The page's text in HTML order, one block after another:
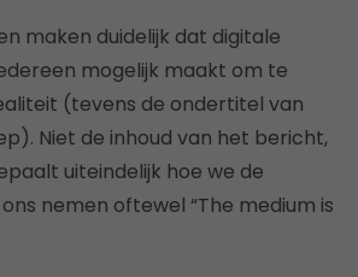
maken duidelijk dat digitale
mogelijk maakt om te
(tevens de ondertitel van
Niet de inhoud van het bericht,
uiteindelijk hoe we de
nemen oftewel “The medium is